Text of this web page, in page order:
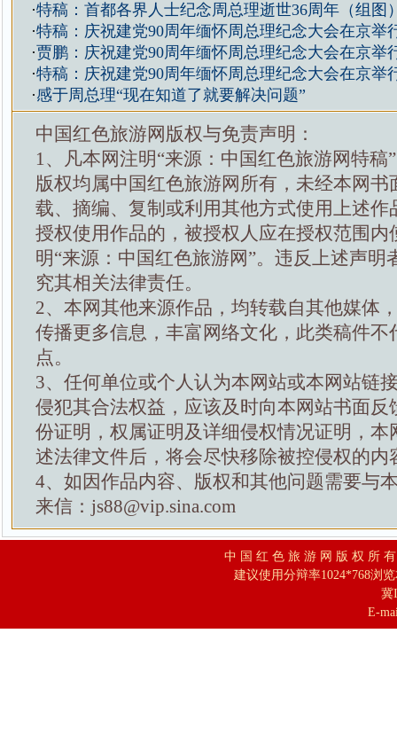
·特稿：首都各界人士纪念周总理逝世36周年（组图
·特稿：庆祝建党90周年缅怀周总理纪念大会在京举
· 贾鹏：庆祝建党90周年缅怀周总理纪念大会在京举
·特稿：庆祝建党90周年缅怀周总理纪念大会在京举
·感于周总理“现在知道了就要解决问题”
中国红色旅游网版权与免责声明：
1、凡本网注明“来源：中国红色旅游网特稿
版权均属中国红色旅游网所有，未经本网书
载、摘编、复制或利用其他方式使用上述作
授权使用作品的，被授权人应在授权范围内
明“来源：中国红色旅游网”。违反上述声明
究其相关法律责任。
2、本网其他来源作品，均转载自其他媒体
传播更多信息，丰富网络文化，此类稿件不
点。
3、任何单位或个人认为本网站或本网站链
侵犯其合法权益，应该及时向本网站书面反
份证明，权属证明及详细侵权情况证明，本
述法律文件后，将会尽快移除被控侵权的内
4、如因作品内容、版权和其他问题需要与
来信：js88@vip.sina.com
中 国 红 色 旅 游 网 版 权 所
建议使用分辩率1024*768浏
冀
E-